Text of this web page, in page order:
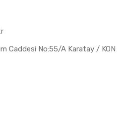
Caddesi No:55/A Karatay / KON